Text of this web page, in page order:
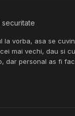
securitate
vorba, asa se
mai vechi, dau si
dar personal as fi